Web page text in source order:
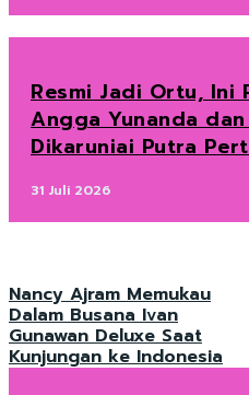
Resmi Jadi Ortu, Ini
Angga Yunanda
Dikaruniai Putra
31 Juli 2026
Nancy Ajram Memukau
Dalam Busana Ivan
Gunawan Deluxe Saat
Kunjungan ke Indonesia